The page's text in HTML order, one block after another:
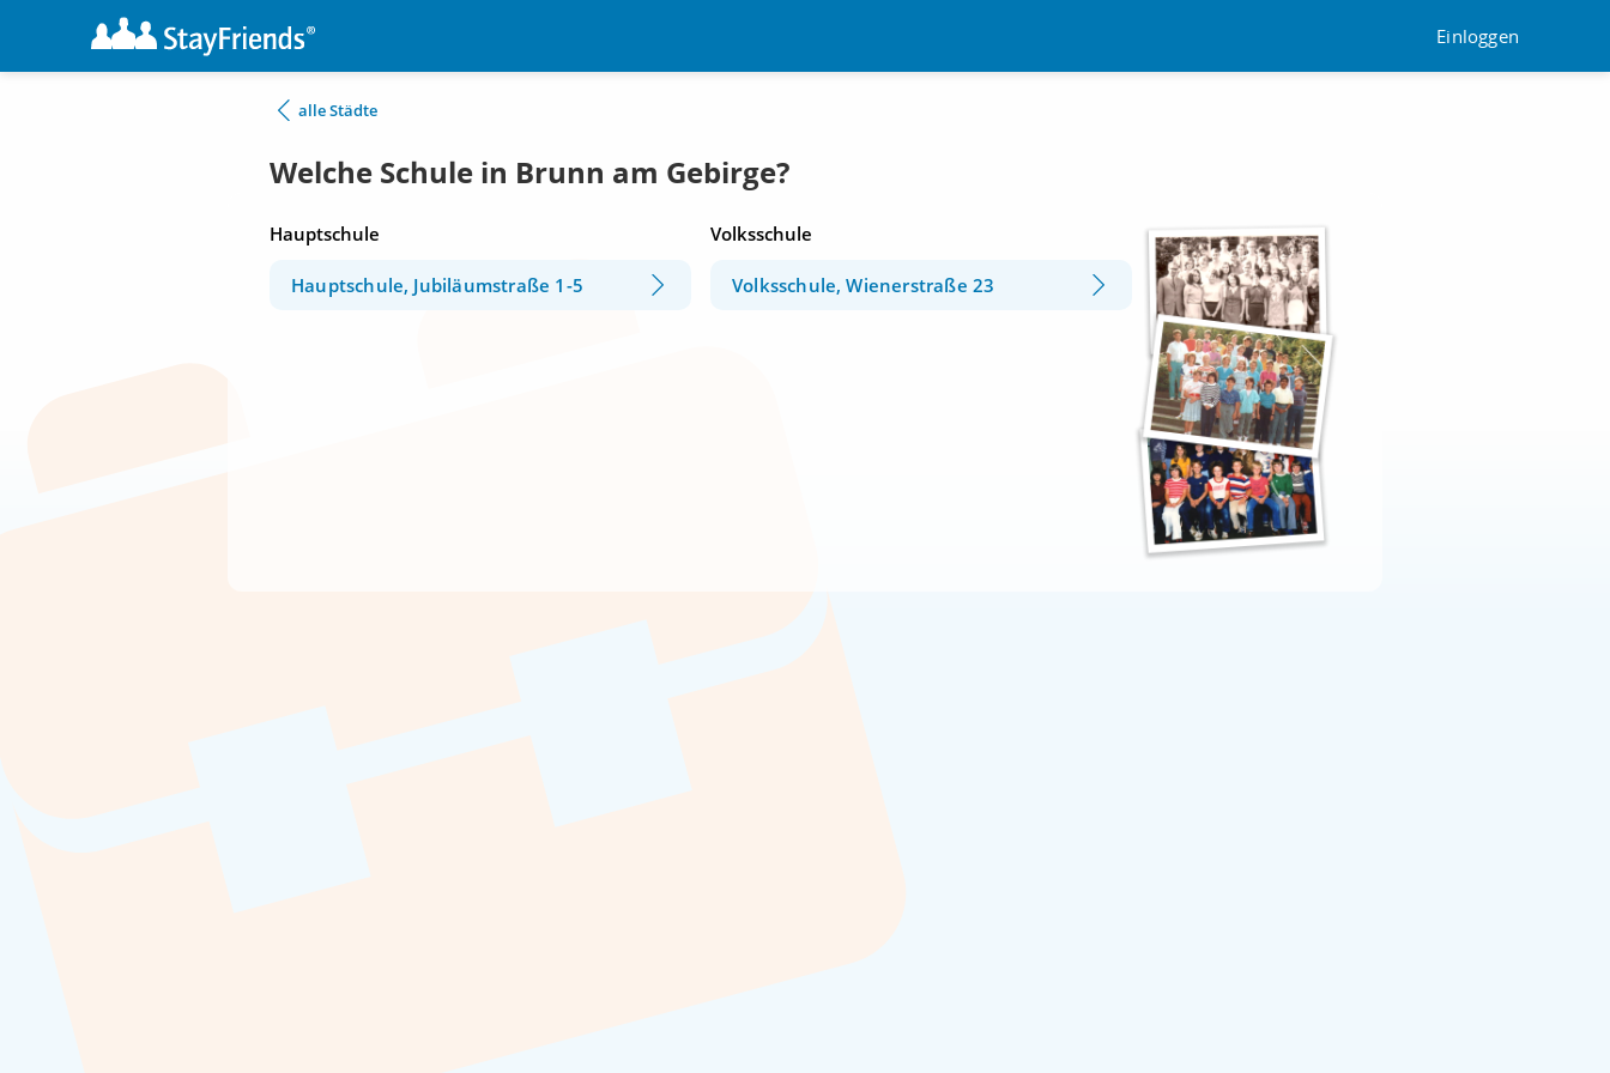
Einloggen
alle Städte
Welche Schule in Brunn am Gebirge?
Hauptschule
Hauptschule, Jubiläumstraße 1-5
Volksschule
Volksschule, Wienerstraße 23